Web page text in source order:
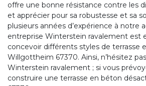
offre une bonne résistance contre les
et apprécier pour sa robustesse et sa
plusieurs années d’expérience à notre
entreprise Winterstein ravalement est
concevoir différents styles de terrasse
Willgottheim 67370. Ainsi, n’hésitez
Winterstein ravalement ; si vous
construire une terrasse en béton